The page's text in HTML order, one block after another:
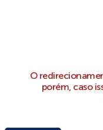
O
porém, caso